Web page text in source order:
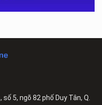
5, ngõ 82 phố Duy Tân, Q.